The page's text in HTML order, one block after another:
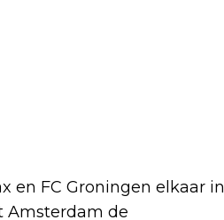
en FC Groningen elkaar in
Amsterdam de